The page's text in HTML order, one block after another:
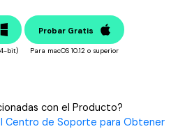
bit)
Probar Gratis
Para macOS 10.12 o superior
con el Producto?
Centro de Soporte para Obtener